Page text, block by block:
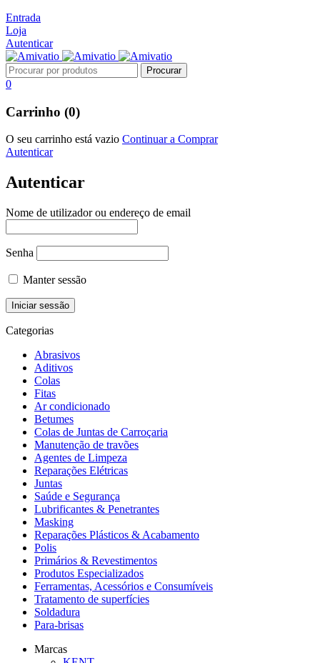
Entrada
Loja
Autenticar
0
Carrinho (0)
O seu carrinho está vazio Continuar a Comprar
Autenticar
Autenticar
Nome de utilizador ou endereço de email
Senha
Manter sessão
Categorias
Abrasivos
Aditivos
Colas
Fitas
Ar condicionado
Betumes
Colas de Juntas de Carroçaria
Manutenção de travões
Agentes de Limpeza
Reparações Elétricas
Juntas
Saúde e Segurança
Lubrificantes & Penetrantes
Masking
Reparações Plásticos & Acabamento
Polis
Primários & Revestimentos
Produtos Especializados
Ferramentas, Acessórios e Consumíveis
Tratamento de superfícies
Soldadura
Para-brisas
Marcas